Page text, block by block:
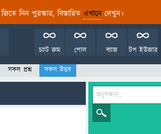
নিন পুরস্কার, বিস্তারিত এখানেদেখুন।
টপ ইউজার
ব্যাজ
পোল
চ্যাট রুম
সকল প্রশ্ন সকল উত্তর